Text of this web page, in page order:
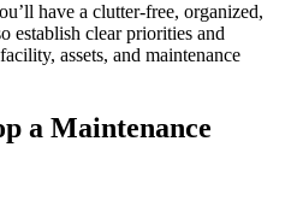
Anlagen
have a clutter-free, organized,
establish clear priorities and
assets, and maintenance
a Maintenance